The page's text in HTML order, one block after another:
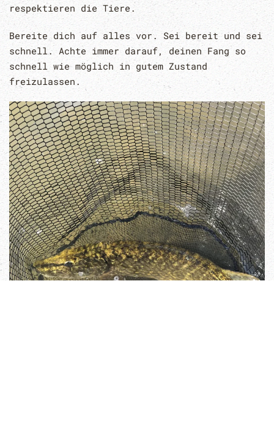
respektieren die Tiere.
Bereite dich auf alles vor. Sei bereit und sei
schnell. Achte immer darauf, deinen Fang so
schnell wie möglich in gutem Zustand
freizulassen.